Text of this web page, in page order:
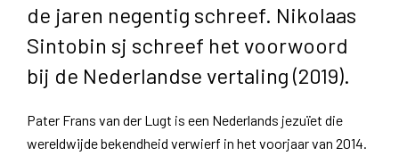
de jaren negentig schreef. Nikolaas
Sintobin sj schreef het voorwoord
bij de Nederlandse vertaling (2019).
Pater Frans van der Lugt is een Nederlands jezuïet die
wereldwijde bekendheid verwierf in het voorjaar van 2014.